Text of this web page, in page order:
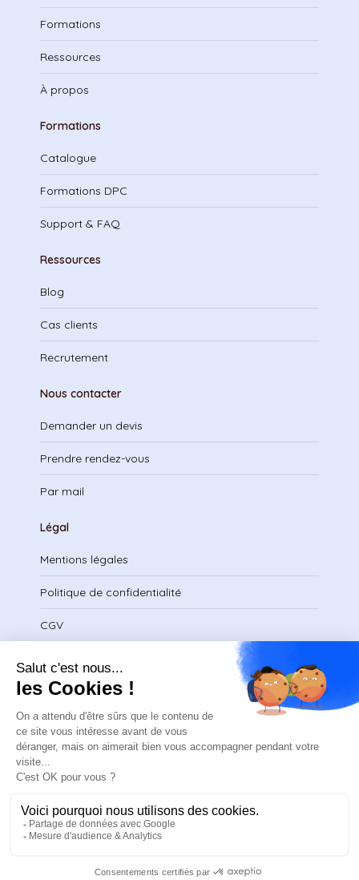
Formations
Ressources
À propos
Formations
Catalogue
Formations DPC
Support & FAQ
Ressources
Blog
Cas clients
Recrutement
Nous contacter
Demander un devis
Prendre rendez-vous
Par mail
Légal
Mentions légales
Politique de confidentialité
CGV
Télécharger le certificat